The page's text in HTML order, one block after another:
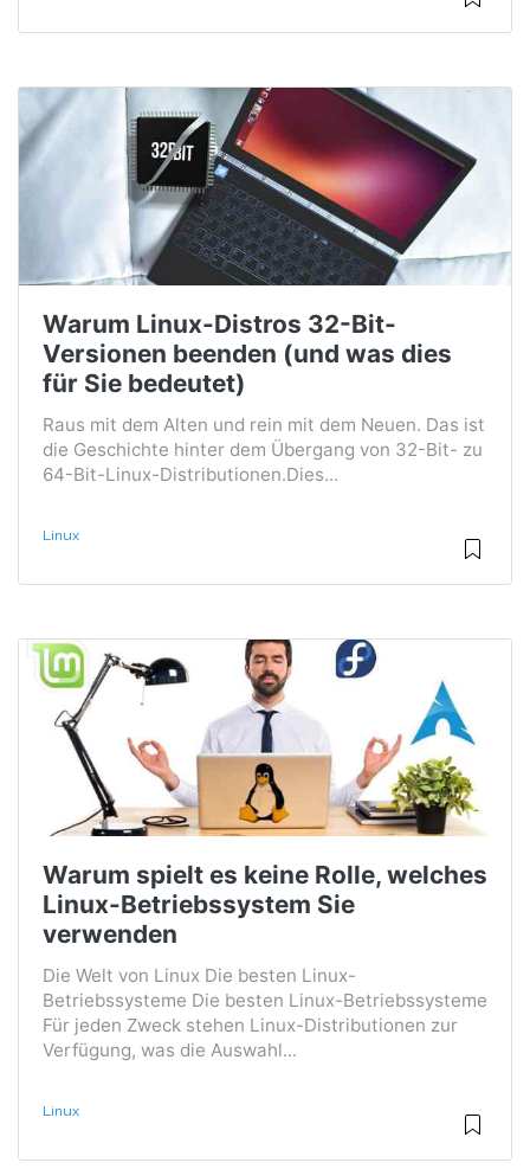
Warum Linux-Distros 32-Bit-
Versionen beenden (und was dies
für Sie bedeutet)
Raus mit dem Alten und rein mit dem Neuen. Das ist
die Geschichte hinter dem Übergang von 32-Bit- zu
64-Bit-Linux-Distributionen.Dies...
Linux
Warum spielt es keine Rolle, welches
Linux-Betriebssystem Sie
verwenden
Die Welt von Linux Die besten Linux-
Betriebssysteme Die besten Linux-Betriebssysteme
Für jeden Zweck stehen Linux-Distributionen zur
Verfügung, was die Auswahl...
Linux